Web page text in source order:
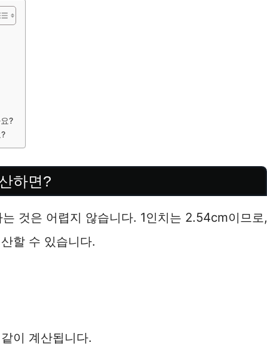
?
하면?
것은 어렵지 않습니다. 1인치는 2.54cm이므로,
할 수 있습니다.
이 계산됩니다.